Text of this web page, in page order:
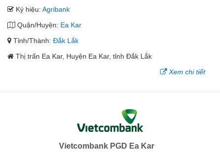
Ký hiệu: Agribank
Quận/Huyện: Ea Kar
Tỉnh/Thành: Đắk Lắk
Thị trấn Ea Kar, Huyện Ea Kar, tỉnh Đắk Lắk
Xem chi tiết
Vietcombank PGD Ea Kar